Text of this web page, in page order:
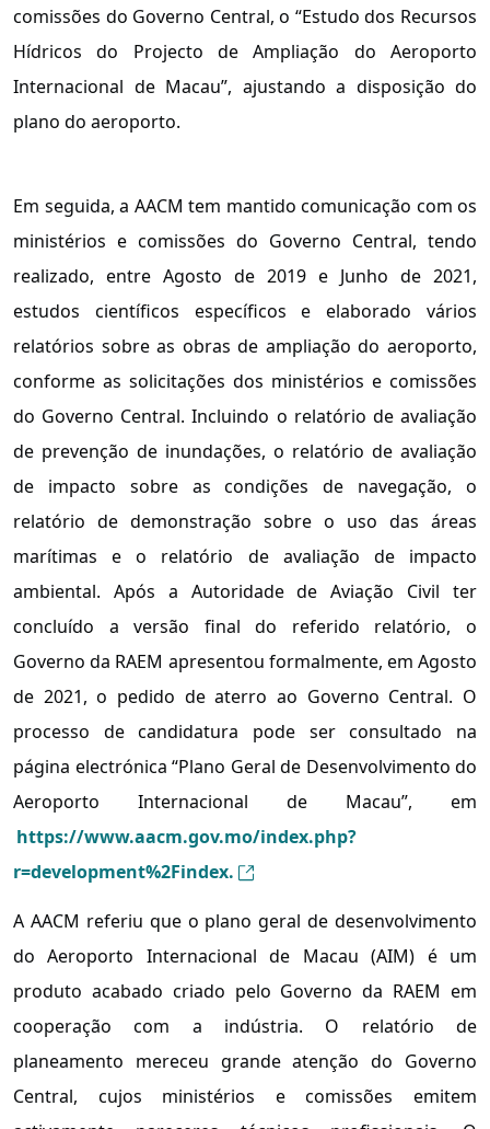
comissões do Governo Central, o “Estudo dos Recursos
Hídricos do Projecto de Ampliação do Aeroporto
Internacional de Macau”, ajustando a disposição do
plano do aeroporto.
Em seguida, a AACM tem mantido comunicação com os
ministérios e comissões do Governo Central, tendo
realizado, entre Agosto de 2019 e Junho de 2021,
estudos científicos específicos e elaborado vários
relatórios sobre as obras de ampliação do aeroporto,
conforme as solicitações dos ministérios e comissões
do Governo Central. Incluindo o relatório de avaliação
de prevenção de inundações, o relatório de avaliação
de impacto sobre as condições de navegação, o
relatório de demonstração sobre o uso das áreas
marítimas e o relatório de avaliação de impacto
ambiental. Após a Autoridade de Aviação Civil ter
concluído a versão final do referido relatório, o
Governo da RAEM apresentou formalmente, em Agosto
de 2021, o pedido de aterro ao Governo Central. O
processo de candidatura pode ser consultado na
página electrónica “Plano Geral de Desenvolvimento do
Aeroporto Internacional de Macau”, em
https://www.aacm.gov.mo/index.php?
r=development%2Findex.
A AACM referiu que o plano geral de desenvolvimento
do Aeroporto Internacional de Macau (AIM) é um
produto acabado criado pelo Governo da RAEM em
cooperação com a indústria. O relatório de
planeamento mereceu grande atenção do Governo
Central, cujos ministérios e comissões emitem